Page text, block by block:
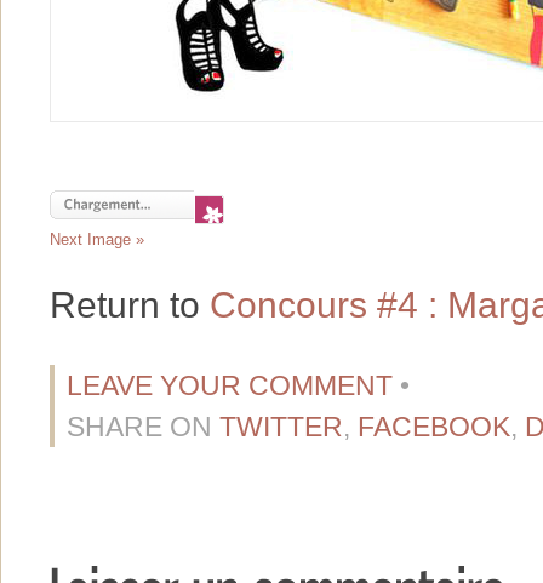
Next Image »
Return to Concours #4 :
LEAVE YOUR COMMENT •
SHARE ON TWITTER, FACEBOOK,